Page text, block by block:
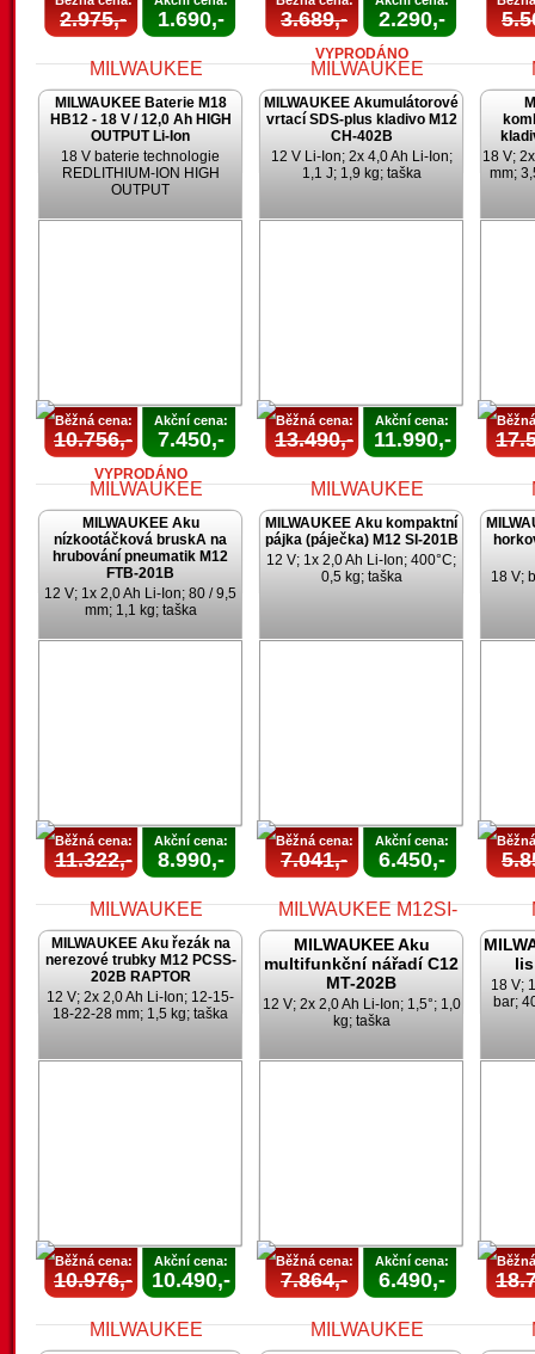
2.975,- 1.690,- 3.689,- 2.290,-
VYPRODÁNO
MILWAUKEE Baterie M18
HB12 - 18 V / 12,0 Ah HIGH
OUTPUT Li-Ion
18 V baterie technologie
REDLITHIUM-ION HIGH
OUTPUT
Běžná cena:
10.756,-
Akční cena:
7.450,-
VYPRODÁNO
MILWAUKEE Akumulátorové
vrtací SDS-plus kladivo M12
CH-402B
12 V Li-Ion; 2x 4,0 Ah Li-Ion;
1,1 J; 1,9 kg; taška
Běžná cena:
13.490,-
Akční cena:
11.990,-
18 V;
mm;
MILWAUKEE Aku
nízkootáčková bruskA na
hrubování pneumatik M12
FTB-201B
12 V; 1x 2,0 Ah Li-Ion; 80 / 9,5
mm; 1,1 kg; taška
Běžná cena:
11.322,-
Akční cena:
8.990,-
MILWAUKEE Aku kompaktní
pájka (páječka) M12 SI-201B
12 V; 1x 2,0 Ah Li-Ion; 400°C;
0,5 kg; taška
Běžná cena:
7.041,-
Akční cena:
6.450,-
18 V;
MILWAUKEE Aku řezák na
nerezové trubky M12 PCSS-
202B RAPTOR
12 V; 2x 2,0 Ah Li-Ion; 12-15-
18-22-28 mm; 1,5 kg; taška
Běžná cena:
10.976,-
Akční cena:
10.490,-
MILWAUKEE Aku
multifunkční nářadí C12
MT-202B
12 V; 2x 2,0 Ah Li-Ion; 1,5°; 1,0
kg; taška
Běžná cena:
7.864,-
Akční cena:
6.490,-
18 V;
bar;